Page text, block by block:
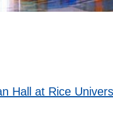
Hall at Rice